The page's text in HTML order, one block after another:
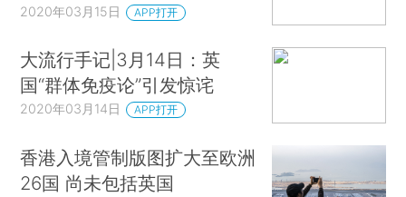
2020年03月15日 APP打开
大流行手记|3月14日：英
国“群体免疫论”引发惊诧
2020年03月14日 APP打开
香港入境管制版图扩大至欧洲
26国 尚未包括英国